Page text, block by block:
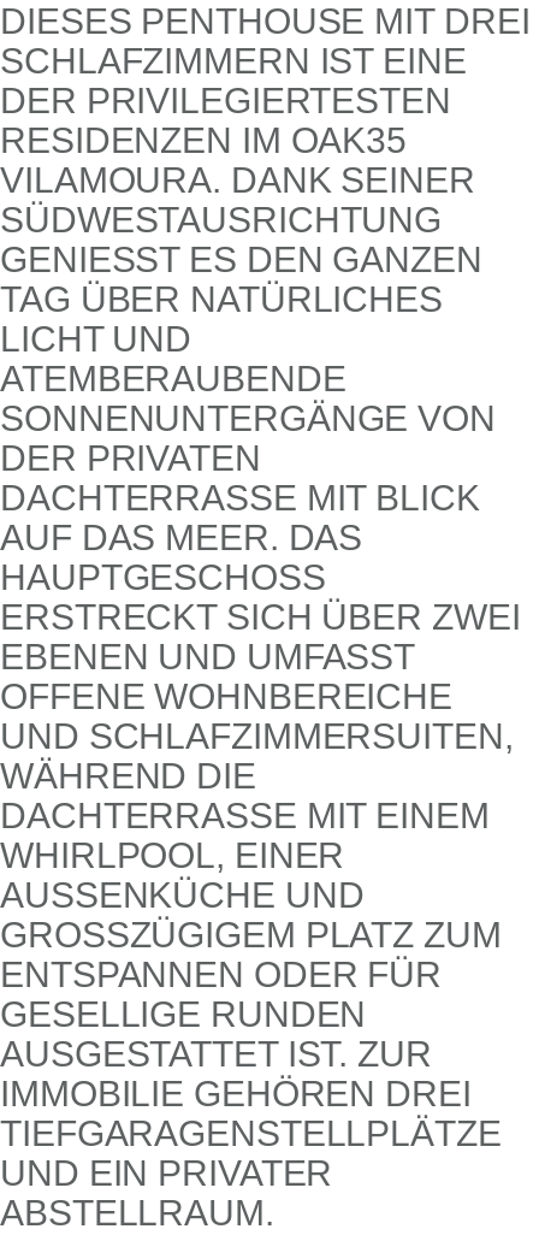
DIESES PENTHOUSE MIT DREI
SCHLAFZIMMERN IST EINE
DER PRIVILEGIERTESTEN
RESIDENZEN IM OAK35
VILAMOURA. DANK SEINER
SÜDWESTAUSRICHTUNG
GENIESST ES DEN GANZEN T
AG ÜBER NATÜRLICHES L
ICHT UND A
TEMBERAUBENDE S
ONNENUNTERGÄNGE VON D
ER PRIVATEN D
ACHTERRASSE MIT BLICK A
UF DAS MEER. DAS H
AUPTGESCHOSS E
RSTRECKT SICH ÜBER ZWEI E
BENEN UND UMFASST O
FFENE WOHNBEREICHE U
ND SCHLAFZIMMERSUITEN, W
ÄHREND DIE D
ACHTERRASSE MIT EINEM W
HIRLPOOL, EINER A
USSENKÜCHE UND GR
OSSZÜGIGEM PLATZ ZUM ENT
SPANNEN ODER FÜR GES
ELLIGE RUNDEN AUS
GESTATTET IST. ZUR IMM
OBILIE GEHÖREN DREI TIE
FGARAGENSTELLPLÄTZE UND
EIN PRIVATER ABS
TELLRAUM.